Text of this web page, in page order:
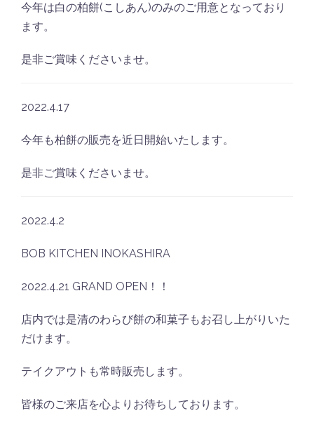
今年は白の柏餅(こしあん)のみのご用意となっており
ます。
是非ご賞味くださいませ。
2022.4.17
今年も柏餅の販売を近日開始いたします。
是非ご賞味くださいませ。
2022.4.2
BOB KITCHEN INOKASHIRA
2022.4.21 GRAND OPEN！！
店内では是清のわらび餅の和菓子もお召し上がりいた
だけます。
テイクアウトも常時販売します。
皆様のご来店を心よりお待ちしております。